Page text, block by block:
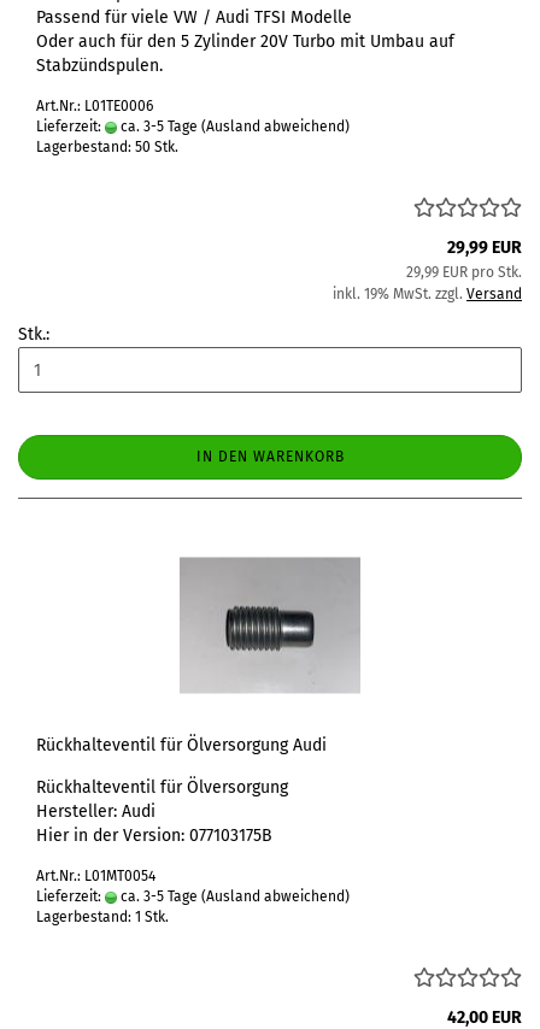
Passend für viele VW / Audi TFSI Modelle
Oder auch für den 5 Zylinder 20V Turbo mit Umbau auf
Stabzündspulen.
Art.Nr.: L01TE0006
Lieferzeit:
ca. 3-5 Tage (Ausland abweichend)
Lagerbestand: 50 Stk.
29,99 EUR
29,99 EUR pro Stk.
inkl. 19% MwSt. zzgl. Versand
Stk.:
IN DEN WARENKORB
Rückhalteventil für Ölversorgung Audi
Rückhalteventil für Ölversorgung
Hersteller: Audi
Hier in der Version: 077103175B
Art.Nr.: L01MT0054
Lieferzeit:
ca. 3-5 Tage (Ausland abweichend)
Lagerbestand: 1 Stk.
42,00 EUR